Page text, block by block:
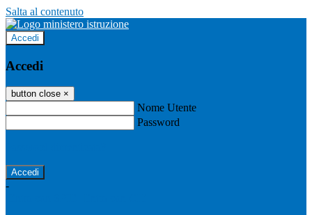
Salta al contenuto
Accedi
Accedi
button close ×
Nome Utente
Password
-